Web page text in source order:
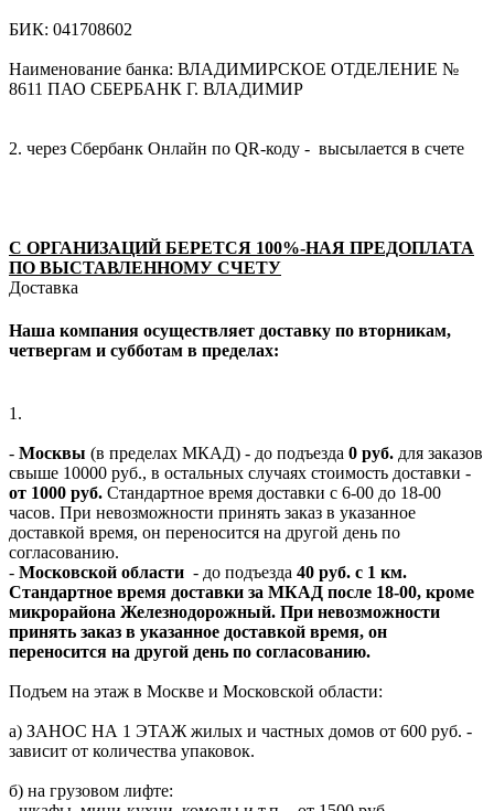
БИК: 041708602
Наименование банка: ВЛАДИМИРСКОЕ ОТДЕЛЕНИЕ №
8611 ПАО СБЕРБАНК Г. ВЛАДИМИР
2. через Сбербанк Онлайн по QR-коду - высылается в счете
С ОРГАНИЗАЦИЙ БЕРЕТСЯ 100%-НАЯ ПРЕДОПЛАТА
ПО ВЫСТАВЛЕННОМУ СЧЕТУ
Доставка
Наша компания осуществляет доставку по вторникам,
четвергам и субботам в пределах:
1.
- Москвы (в пределах МКАД) - до подъезда 0 руб. для заказов
свыше 10000 руб., в остальных случаях стоимость доставки -
от 1000 руб. Стандартное время доставки с 6-00 до 18-00
часов. При невозможности принять заказ в указанное
доставкой время, он переносится на другой день по
согласованию.
- Московской области - до подъезда 40 руб. с 1 км.
Стандартное время доставки за МКАД после 18-00, кроме
микрорайона Железнодорожный. При невозможности
принять заказ в указанное доставкой время, он
переносится на другой день по согласованию.
Подъем на этаж в Москве и Московской области:
а) ЗАНОС НА 1 ЭТАЖ жилых и частных домов от 600 руб. -
зависит от количества упаковок.
б) на грузовом лифте: